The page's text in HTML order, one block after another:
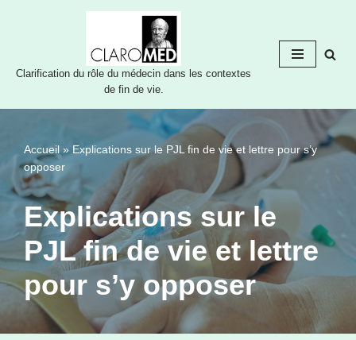
contenu
Clarification du rôle du médecin dans les contextes
de fin de vie.
Accueil » Explications sur le PJL fin de vie et lettre pour s’y
opposer
Explications sur le
PJL fin de vie et lettre
pour s’y opposer